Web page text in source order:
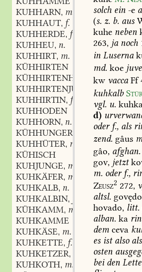
KUHHARN, m.
KUHHAUT, f.
KUHHERDE, f.
KUHHEU, n.
KUHHIRT, m.
KÜHHIRTEN
KÜHHIRTENHORN,n.
KUHHIRTENJUNGE
KUHHIRTIN, f.
KUHHODEN
KUHHORN, n.
KÜHHUNGER
KUHHÜTER, m.
KÜHISCH
KUHJUNGE, m.
KUHKÄFER, m.
KUHKALB, n.
KUHKALBIN,
KÜHKAMM, m.
KUHKAMME
KUHKÄSE, m.
KUHKETTE, f.
KUHKETZER,
KUHKOTH, m.
solch ein -e
(s. z. b. aus
kuhe neben
263, janoch
in Luserna
md. koe
kw vaccaFf
kuhkalb
vgl. u.
d)
oderf., als
zend. gâus
gâo, afghan.
gov, jetzt
m. oderf.,
Zeusz2 272,
altsl. govędo
hovado, litt.
alban. ka
dem ceva
es istalsoals
osten
beiden